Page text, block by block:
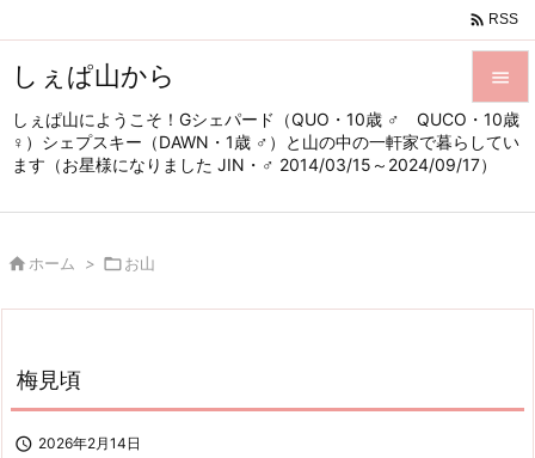
しぇぱ山から
しぇぱ山にようこそ！Gシェパード（QUO・10歳 ♂ QUCO・10歳
♀）シェプスキー（DAWN・1歳 ♂）と山の中の一軒家で暮らしてい
ます（お星様になりました JIN・♂ 2014/03/15～2024/09/17）


メニュ
サイド

 RSS
 ホーム > お山
梅見頃
 2026年2月14日